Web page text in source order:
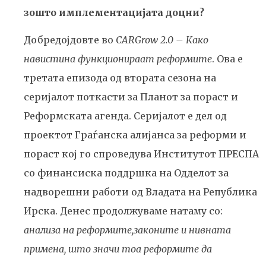
зошто имплементацијата доцни?
Добредојдовте во CARGrow 2.0 – Како
навистина функционираат реформите. Ова е
третата епизода од втората сезона на
серијалот поткасти за Планот за пораст и
Реформската агенда. Серијалот е дел од
проектот Граѓанска алијанса за реформи и
пораст кој го спроведува Институтот ПРЕСПА
со финансиска поддршка на Одделот за
надворешни работи од Владата на Република
Ирска. Денес продолжуваме натаму со:
анализа на реформите,законите и нивната
примена, што значи тоа реформите да